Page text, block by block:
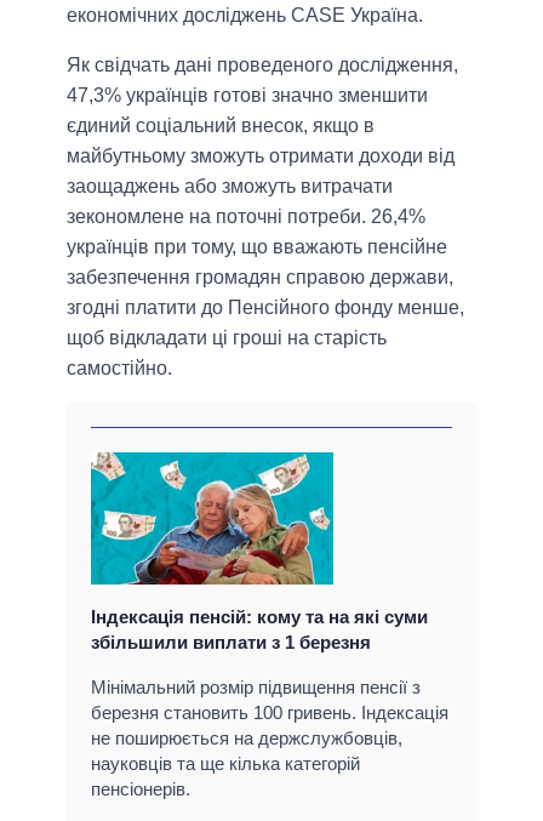
економічних досліджень CASE Україна.
Як свідчать дані проведеного дослідження,
47,3% українців готові значно зменшити
єдиний соціальний внесок, якщо в
майбутньому зможуть отримати доходи від
заощаджень або зможуть витрачати
зекономлене на поточні потреби. 26,4%
українців при тому, що вважають пенсійне
забезпечення громадян справою держави,
згодні платити до Пенсійного фонду менше,
щоб відкладати ці гроші на старість
самостійно.
Індексація пенсій: кому та на які суми
збільшили виплати з 1 березня
Мінімальний розмір підвищення пенсії з
березня становить 100 гривень. Індексація
не поширюється на держслужбовців,
науковців та ще кілька категорій
пенсіонерів.